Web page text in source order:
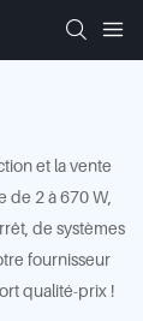
et la vente
de 2 à 670 W,
de systèmes
fournisseur
qualité-prix !